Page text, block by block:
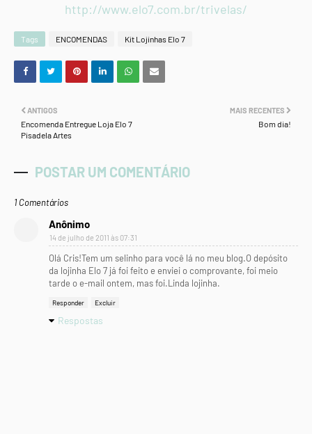
http://www.elo7.com.br/trivelas/
Tags ENCOMENDAS Kit Lojinhas Elo 7
MAIS RECENTES
Bom dia!
ANTIGOS
Encomenda Entregue Loja Elo 7
Pisadela Artes
POSTAR UM COMENTÁRIO
1 Comentários
Anônimo
14 de julho de 2011 às 07:31
Olá Cris!Tem um selinho para você lá no meu blog.O depósito
da lojinha Elo 7 já foi feito e enviei o comprovante, foi meio
tarde o e-mail ontem, mas foi.Linda lojinha.
Responder Excluir
Respostas